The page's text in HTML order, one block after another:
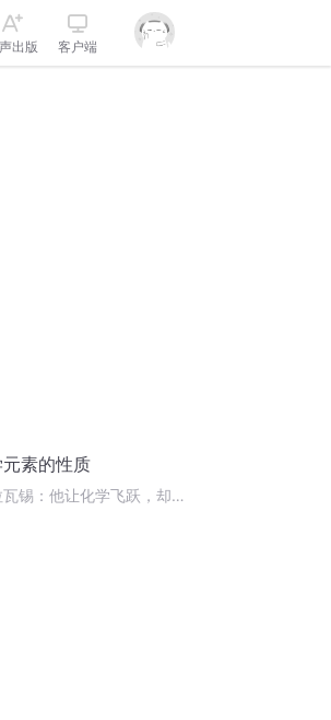
出版 客户端
素的性质
锡：他让化学飞跃，却在